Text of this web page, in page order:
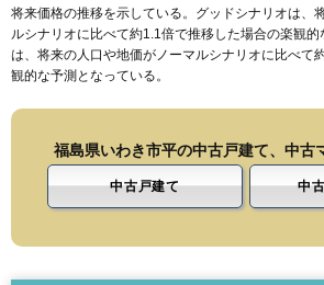
将来価格の推移を示している。グッドシナリオは、
ルシナリオに比べて約1.1倍で推移した場合の楽観
は、将来の人口や地価がノーマルシナリオに比べて
観的な予測となっている。
福島県いわき市平の中古戸建て、中古
中古戸建て 中